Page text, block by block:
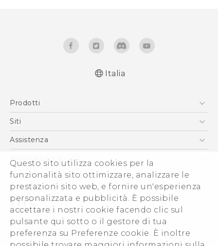
Questo sito utilizza cookies per la
funzionalità sito ottimizzare, analizzare le
prestazioni sito web, e fornire un'esperienza
personalizzata e pubblicità. È possibile
accettare i nostri cookie facendo clic sul
pulsante qui sotto o il gestore di tua
preferenza su Preferenze cookie. È inoltre
Italiano - Guida sulla sicurezza e sulla
English - User manual
English - Safety and regulatory guide
Italia
Prodotti
Smartphone
Vive
Accessori
Siti
HTC VIVE
Assistenza
Ecommerce Assistenza
Informazioni su HTC
ESG
Uffici Commerciali
Investitori (Inglese)
Cookie Preferences
Lavora con noi
© 2011-2026 HTC Corporation